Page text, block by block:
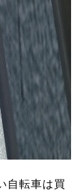
自転車は買